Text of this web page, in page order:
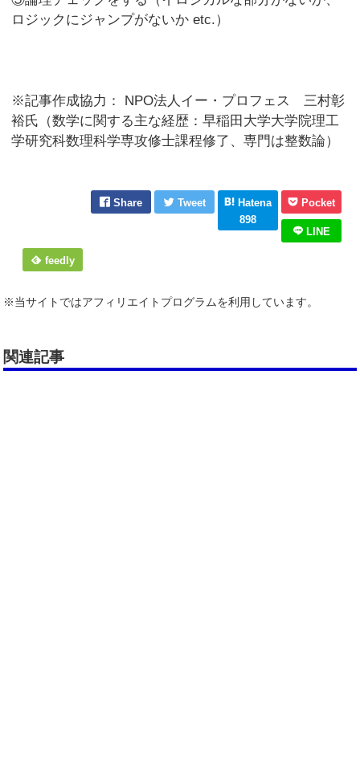
ロジックにジャンプがないか etc.）
※記事作成協力： NPO法人イー・プロフェス 三村彰
裕氏（数学に関する主な経歴：早稲田大学大学院理工
学研究科数理科学専攻修士課程修了、専門は整数論）
Share Tweet
Hatena
898
Pocket
LINE
feedly
※当サイトではアフィリエイトプログラムを利用しています。
関連記事